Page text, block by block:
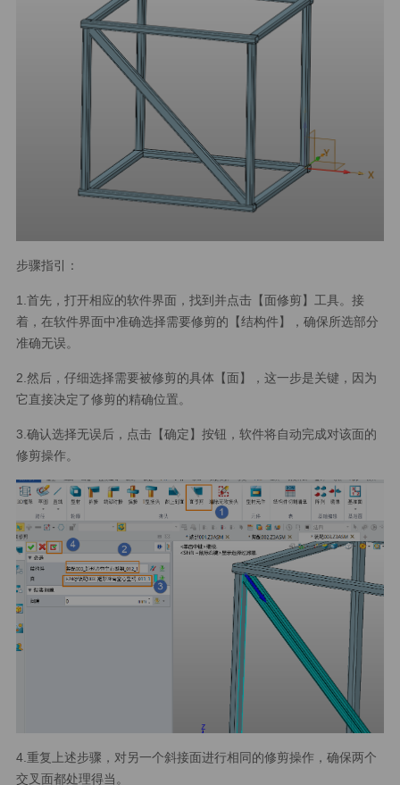
步骤指引：
1.首先，打开相应的软件界面，找到并点击【面修剪】工具。接
着，在软件界面中准确选择需要修剪的【结构件】，确保所选部分
准确无误。
2.然后，仔细选择需要被修剪的具体【面】，这一步是关键，因为
它直接决定了修剪的精确位置。
3.确认选择无误后，点击【确定】按钮，软件将自动完成对该面的
修剪操作。
4.重复上述步骤，对另一个斜接面进行相同的修剪操作，确保两个
交叉面都处理得当。